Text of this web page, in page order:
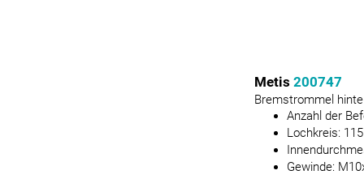
Metis 200747
Bremstrommel
Anzahl der
Lochkreis: 115
Gewinde: